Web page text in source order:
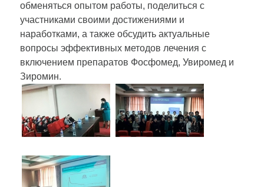
обменяться опытом работы, поделиться с
участниками своими достижениями и
наработками, а также обсудить актуальные
вопросы эффективных методов лечения с
включением препаратов Фосфомед, Увиромед и
Зиромин.